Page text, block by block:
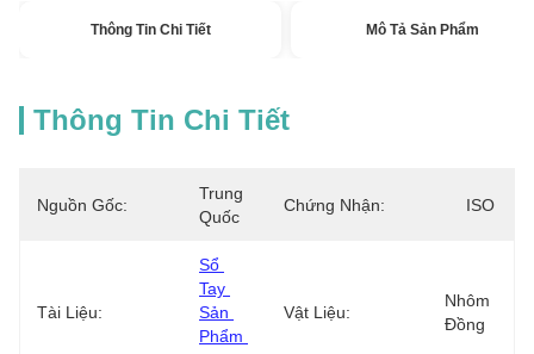
Thông Tin Chi Tiết Mô Tả Sản Phẩm
Thông Tin Chi Tiết
Nguồn Gốc:
Trung
Quốc
Chứng Nhận: ISO
Tài Liệu:
Sổ
Tay
Sản
Phẩm
Vật Liệu:
Nhôm
Đồng